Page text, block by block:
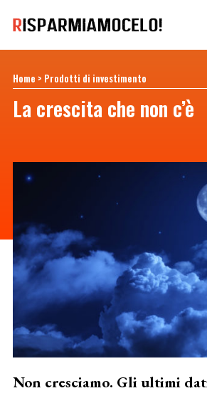
Home > Prodotti di investimento
La crescita che non c’è
Non cresciamo. Gli ultimi